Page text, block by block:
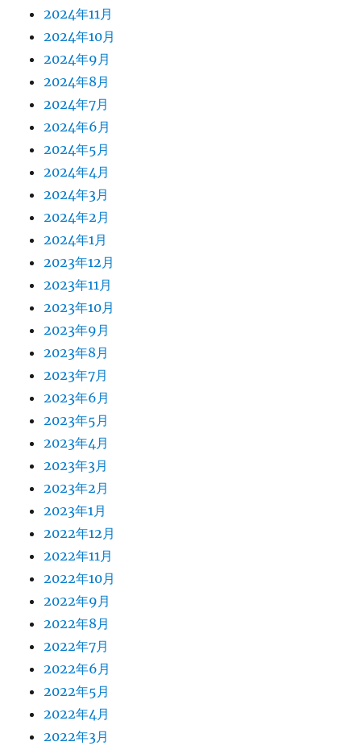
2024年11月
2024年10月
2024年9月
2024年8月
2024年7月
2024年6月
2024年5月
2024年4月
2024年3月
2024年2月
2024年1月
2023年12月
2023年11月
2023年10月
2023年9月
2023年8月
2023年7月
2023年6月
2023年5月
2023年4月
2023年3月
2023年2月
2023年1月
2022年12月
2022年11月
2022年10月
2022年9月
2022年8月
2022年7月
2022年6月
2022年5月
2022年4月
2022年3月